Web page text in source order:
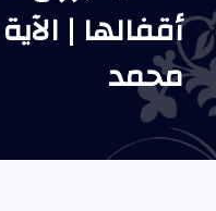
محمد